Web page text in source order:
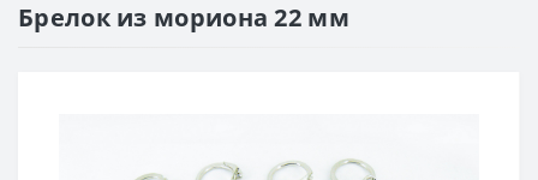
Брелок из мориона 22 мм